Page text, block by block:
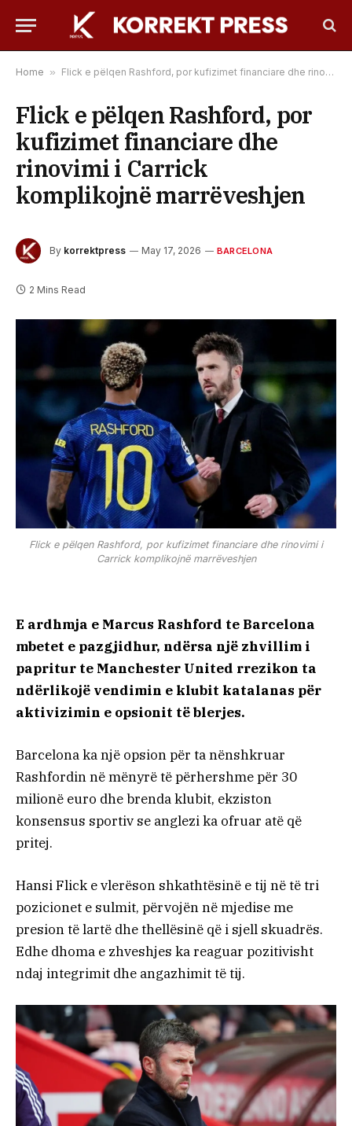
Home » Flick e pëlqen Rashford, por kufizimet financiare dhe rinovimi i Carrick komplikojnë marrëveshjen
Flick e pëlqen Rashford, por
kufizimet financiare dhe
rinovimi i Carrick
komplikojnë marrëveshjen
By korrektpress May 17, 2026 BARCELONA
2 Mins Read
Flick e pëlqen Rashford, por kufizimet financiare dhe rinovimi i
Carrick komplikojnë marrëveshjen
E ardhmja e Marcus Rashford te Barcelona
mbetet e pazgjidhur, ndërsa një zhvillim i
papritur te Manchester United rrezikon ta
ndërlikojë vendimin e klubit katalanas për
aktivizimin e opsionit të blerjes.
Barcelona ka një opsion për ta nënshkruar
Rashfordin në mënyrë të përhershme për 30
milionë euro dhe brenda klubit, ekziston
konsensus sportiv se anglezi ka ofruar atë që
pritej.
Hansi Flick e vlerëson shkathtësinë e tij në të tri
pozicionet e sulmit, përvojën në mjedise me
presion të lartë dhe thellësinë që i sjell skuadrës.
Edhe dhoma e zhveshjes ka reaguar pozitivisht
ndaj integrimit dhe angazhimit të tij.